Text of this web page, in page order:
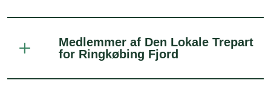
Medlemmer af Den Lokale Trepart
for Ringkøbing Fjord